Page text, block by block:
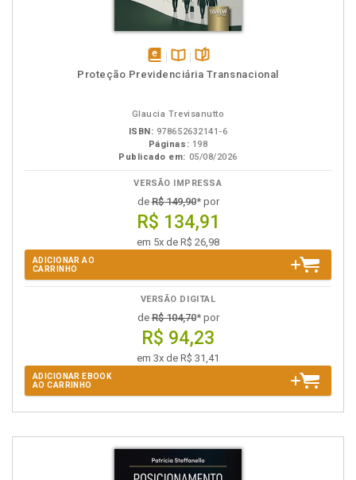
disponívelDisponível
páginas
Proteção Previdenciária Transnacional
Glaucia Trevisanutto
ISBN: 978652632141-6
Páginas: 198
Publicado em: 05/08/2026
VERSÃO IMPRESSA
deR$ 149,90* por
R$ 134,91
em 5x de R$ 26,98
ADICIONAR AO
CARRINHO
VERSÃO DIGITAL
deR$ 104,70* por
R$ 94,23
em 3x de R$ 31,41
ADICIONAR EBOOK
AO CARRINHO